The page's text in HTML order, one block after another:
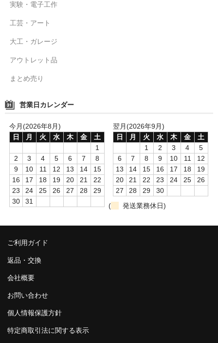
実験・電子工作
工芸・アート
大工・ガレージ
アウトレット品
まとめ売り
営業日カレンダー
今月(2026年8月)
日
月 火 水 木 金
土
1
2
3 4 5 6 7
8
9
10 11 12 13 14
15
16
17 18 19 20 21
22
23
24 25 26 27 28
29
30
31
翌月(2026年9月)
日
月 火 水 木 金
土
1
2 3 4
5
6
7 8 9 10 11
12
13
14 15 16 17 18
19
20
21 22 23 24 25
26
27
28 29
30
(
発送業務休日)
ご利用ガイド
返品・交換
会社概要
お問い合わせ
個人情報保護方針
特定商取引法に関する表示